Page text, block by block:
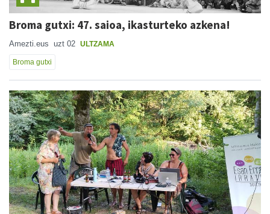
Broma gutxi: 47. saioa, ikasturteko azkena!
Amezti.eus uzt 02 ULTZAMA
Broma gutxi